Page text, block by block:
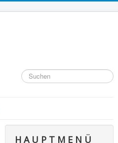
Suchen
...
H A U P T M E N Ü